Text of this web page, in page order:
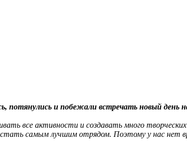
потянулись и побежали встречать новый день
все активности и создавать много
самым лучшим отрядом. Поэтому у нас нет